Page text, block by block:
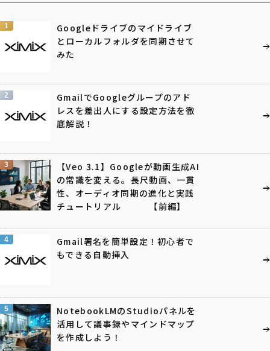
1
Googleドライブのマイドライブ
とローカルフォルダを同期させて
みた
2
GmailでGoogleグループのアド
レスを差出人にする設定方法を徹
底解説！
3
【Veo 3.1】Googleが動画生成AI
の常識を変える。長尺動画、一貫
性、オーディオ同期の進化と実践
チュートリアル 【前編】
4
Gmail署名を簡単設定！初心者で
もできる自動挿入
5
NotebookLMのStudioパネルを
活用して議事録やマインドマップ
を作成しよう！